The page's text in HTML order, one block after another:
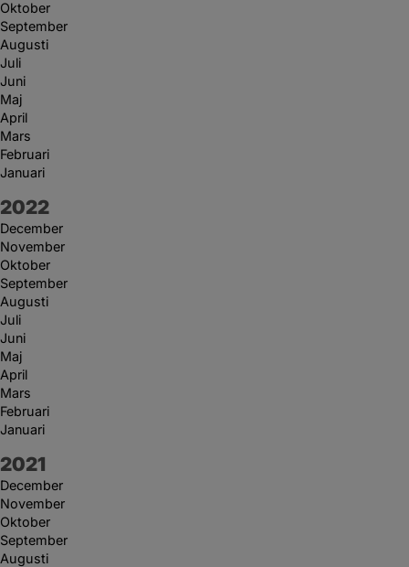
Oktober
September
Augusti
Juli
Juni
Maj
April
Mars
Februari
Januari
År:
2022
December
November
Oktober
September
Augusti
Juli
Juni
Maj
April
Mars
Februari
Januari
År:
2021
December
November
Oktober
September
Augusti